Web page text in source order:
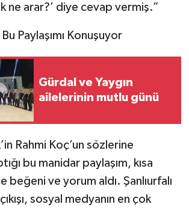
ne arar?’ diye cevap vermiş.”
Paylaşımı Konuşuyor
Gürdal ve Yaygın
ailelerinin mutlu günü
Rahmi Koç’un sözlerine
bu manidar paylaşım, kısa
beğeni ve yorum aldı. Şanlıurfalı
sosyal medyanın en çok